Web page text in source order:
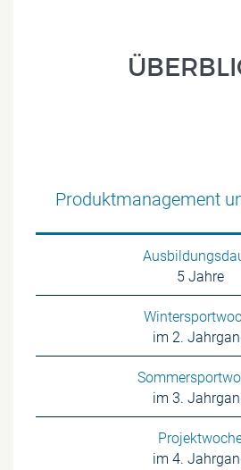
Produktmanagement
5 Jahre
im 2.
im 3.
im 4.